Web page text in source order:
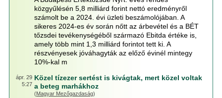
közgyűlésén 5,8 milliárd forint nettó eredményről
számolt be a 2024. évi üzleti beszámolójában. A
sikeres 2024-es év során nőtt az árbevétel és a BÉT
tőzsdei tevékenységéből származó Ebitda értéke is,
amely több mint 1,3 milliárd forintot tett ki. A
részvényesek jóváhagyták az előző évinél mintegy
10%-kal m
ápr. 29
5:27
Közel tízezer sertést is kivágtak, mert közel voltak
a beteg marhákhoz
(Magyar Mezőgazdaság)